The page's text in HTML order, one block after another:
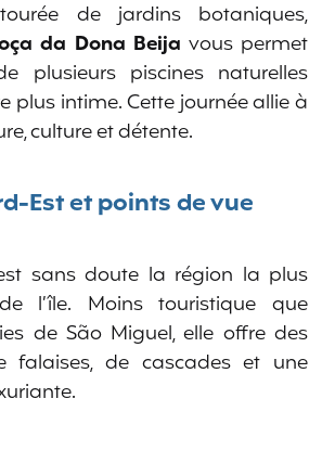
de jardins botaniques,
da Dona Beija vous permet
plusieurs piscines naturelles
plus intime. Cette journée allie à
culture et détente.
Est et points de vue
sans doute la région la plus
l’île. Moins touristique que
de São Miguel, elle offre des
falaises, de cascades et une